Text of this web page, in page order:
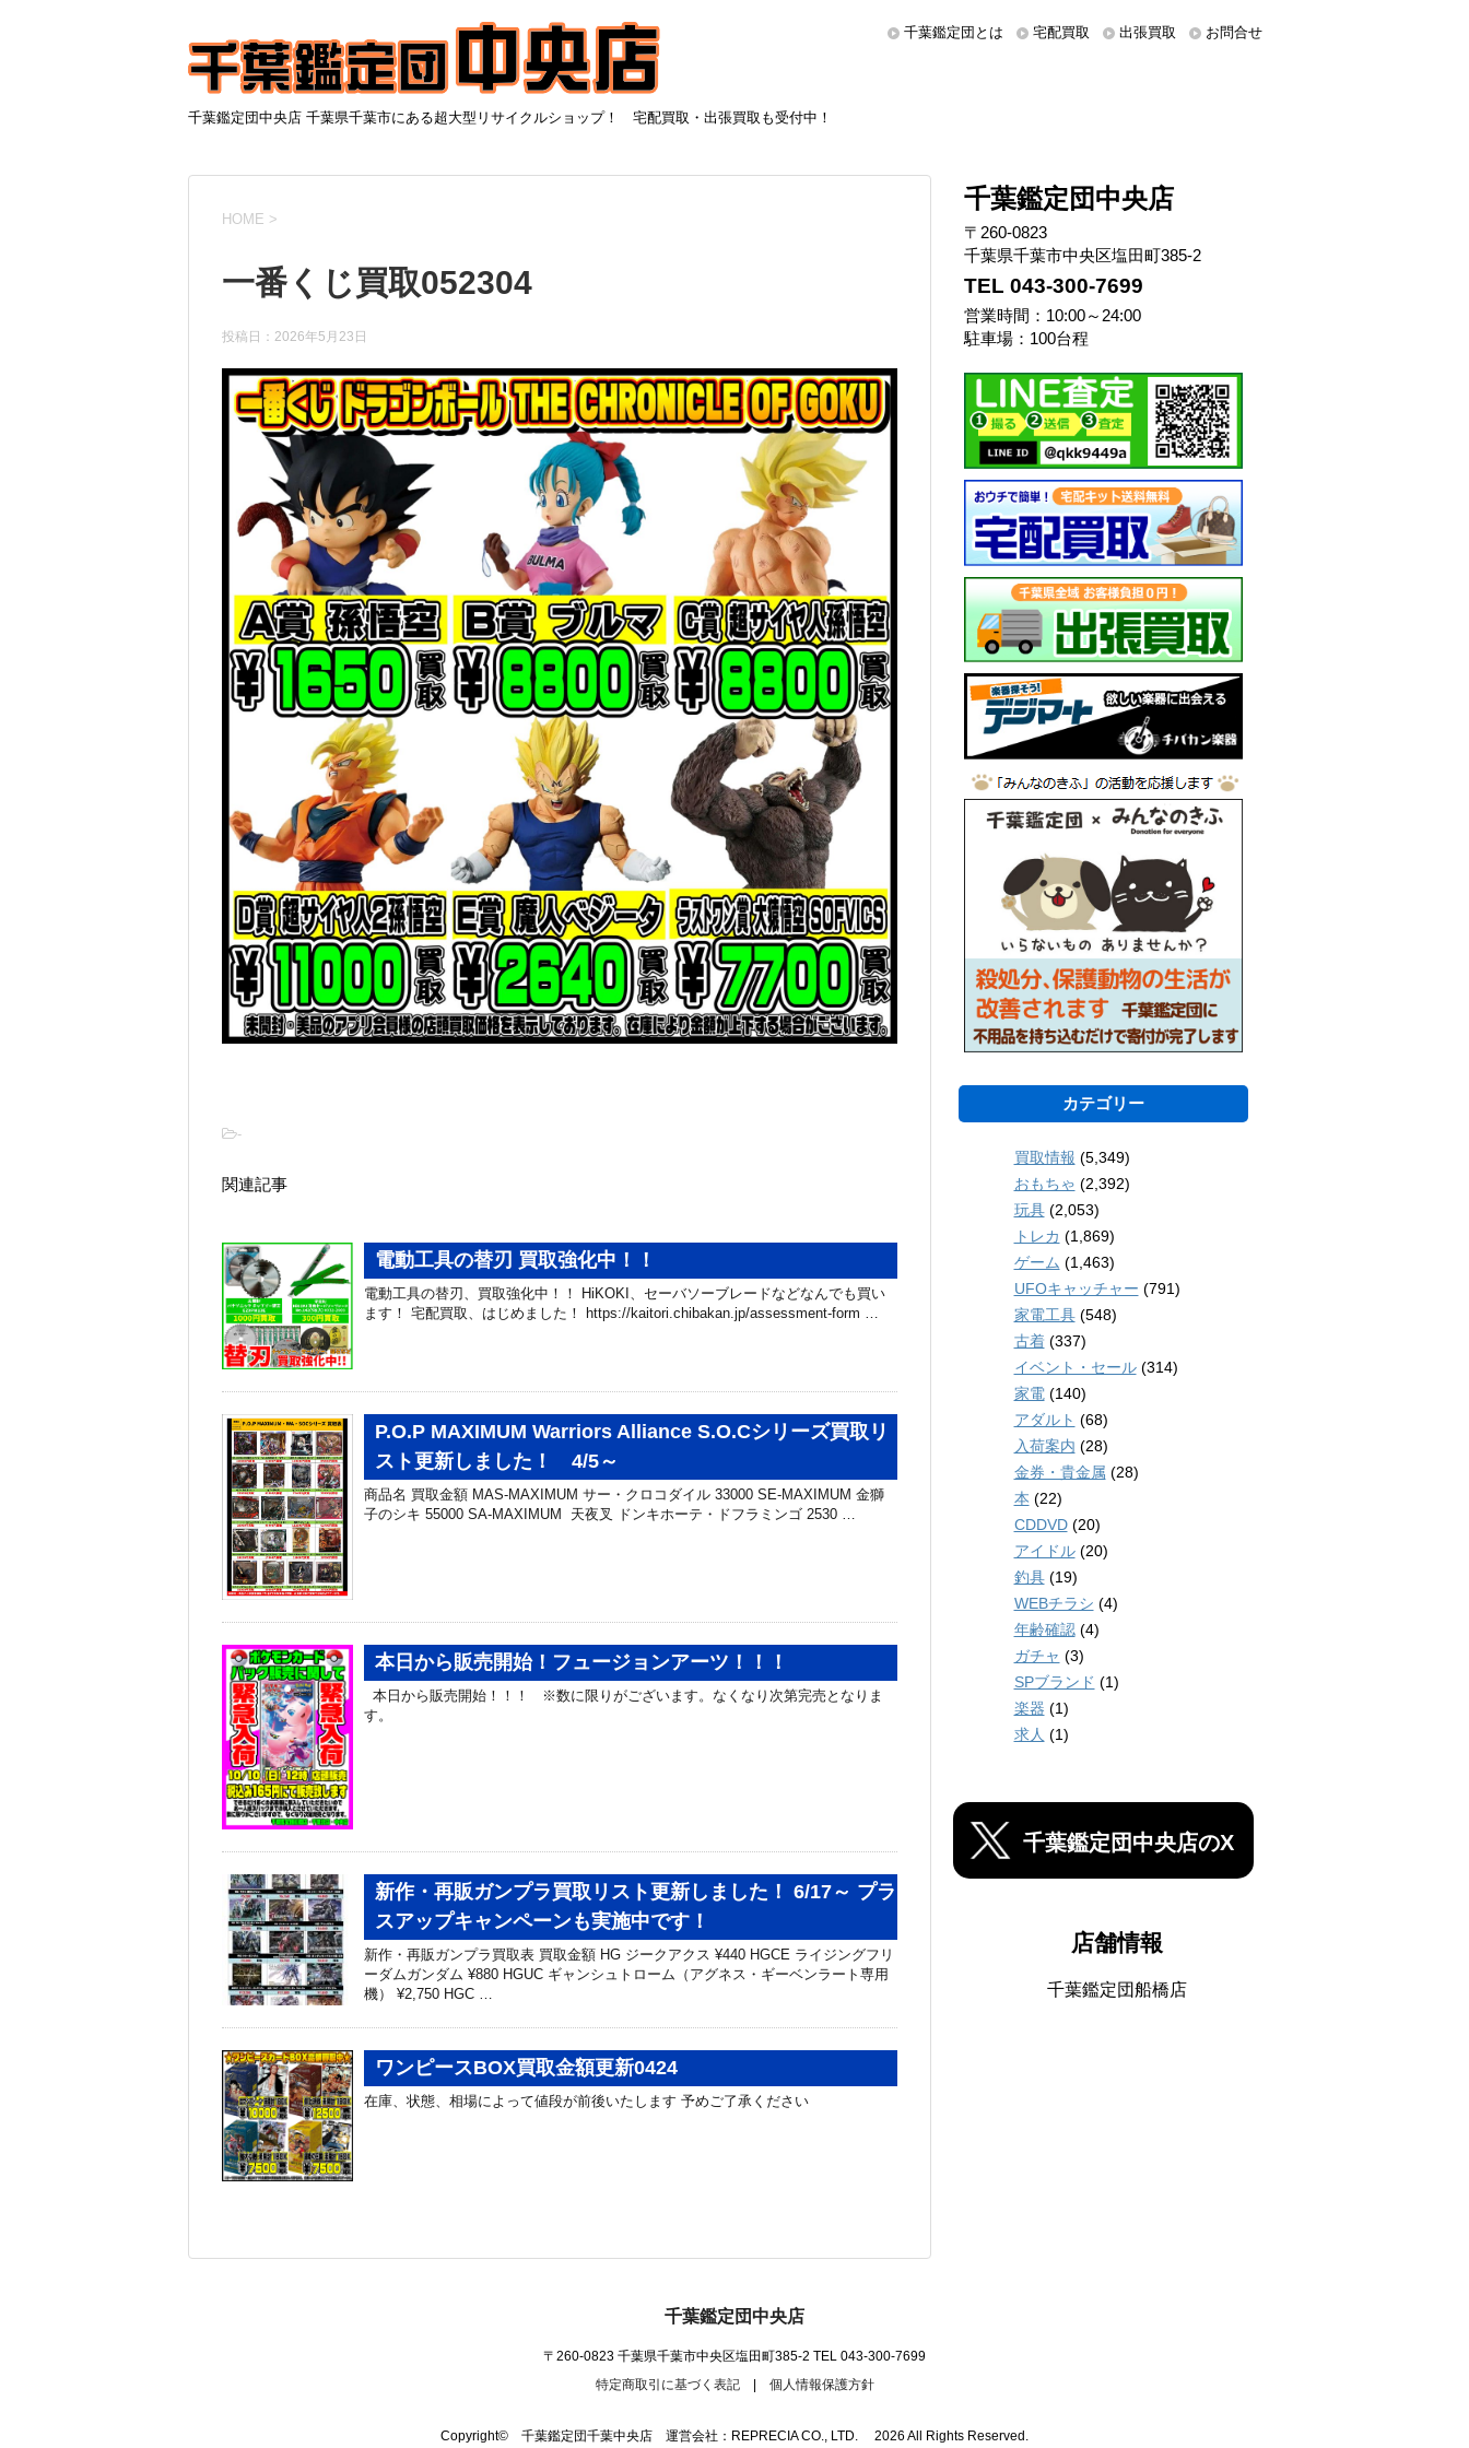
千葉鑑定団中央店 千葉県千葉市にある超大型リサイクルショップ！ 宅配買取・出張買取も受付中！
千葉鑑定団とは 宅配買取 出張買取 お問合せ
HOME >
一番くじ買取052304
投稿日： 2026年5月23日
-
関連記事
電動工具の替刃 買取強化中！！
電動工具の替刃、買取強化中！！ HiKOKI、セーバソーブレードなどなんでも買い
ます！ 宅配買取、はじめました！ https://kaitori.chibakan.jp/assessment-form …
P.O.P MAXIMUM Warriors Alliance S.O.Cシリーズ買取リ
スト更新しました！ 4/5～
商品名 買取金額 MAS-MAXIMUM サー・クロコダイル 33000 SE-MAXIMUM 金獅
子のシキ 55000 SA-MAXIMUM 天夜叉 ドンキホーテ・ドフラミンゴ 2530 …
本日から販売開始！フュージョンアーツ！！！
本日から販売開始！！！ ※数に限りがございます。なくなり次第完売となりま
す。
新作・再販ガンプラ買取リスト更新しました！ 6/17～ プラ
スアップキャンペーンも実施中です！
新作・再販ガンプラ買取表 買取金額 HG ジークアクス ¥440 HGCE ライジングフリ
ーダムガンダム ¥880 HGUC ギャンシュトローム（アグネス・ギーベンラート専用
機） ¥2,750 HGC …
ワンピースBOX買取金額更新0424
在庫、状態、相場によって値段が前後いたします 予めご了承ください
千葉鑑定団中央店
〒260-0823
千葉県千葉市中央区塩田町385-2
TEL 043-300-7699
営業時間：10:00～24:00
駐車場：100台程
カテゴリー
買取情報 (5,349)
おもちゃ (2,392)
玩具(2,053)
トレカ (1,869)
ゲーム (1,463)
UFOキャッチャー (791)
家電工具(548)
古着(337)
イベント・セール(314)
家電(140)
アダルト (68)
入荷案内 (28)
金券・貴金属 (28)
本 (22)
CDDVD(20)
アイドル(20)
釣具(19)
WEBチラシ (4)
年齢確認(4)
ガチャ (3)
SPブランド (1)
楽器 (1)
求人 (1)
千葉鑑定団中央店のX
店舗情報
千葉鑑定団船橋店
千葉鑑定団中央店
〒260-0823 千葉県千葉市中央区塩田町385-2 TEL 043-300-7699
特定商取引に基づく表記| 個人情報保護方針
Copyright© 千葉鑑定団千葉中央店 運営会社：REPRECIA CO., LTD. 2026 All Rights Reserved.